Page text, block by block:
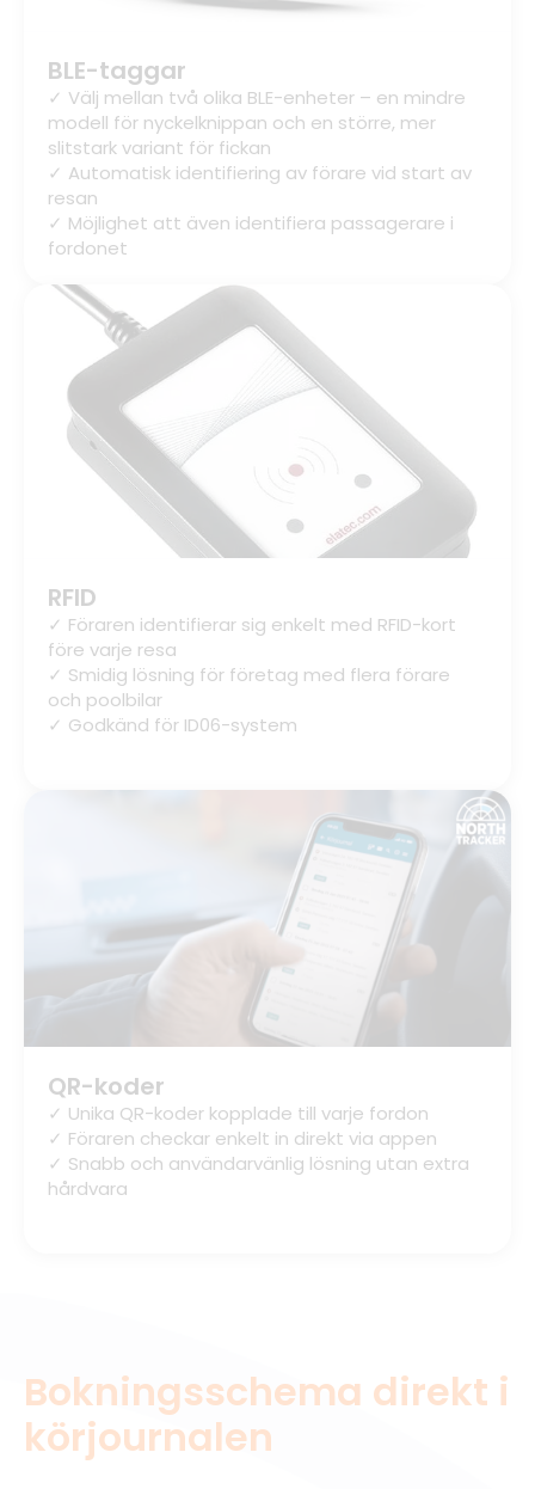
BLE-taggar
✓ Välj mellan två olika BLE-enheter – en mindre
modell för nyckelknippan och en större, mer
slitstark variant för fickan
✓ Automatisk identifiering av förare vid start av
resan
✓ Möjlighet att även identifiera passagerare i
fordonet
RFID
✓ Föraren identifierar sig enkelt med RFID-kort
före varje resa
✓ Smidig lösning för företag med flera förare
och poolbilar
✓ Godkänd för ID06-system
QR-koder
✓ Unika QR-koder kopplade till varje fordon
✓ Föraren checkar enkelt in direkt via appen
✓ Snabb och användarvänlig lösning utan extra
hårdvara
Bokningsschema direkt i
körjournalen